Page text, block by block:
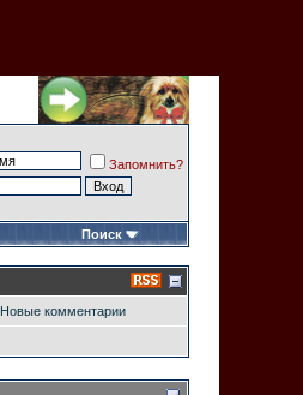
Запомнить?
Поиск
Новые комментарии